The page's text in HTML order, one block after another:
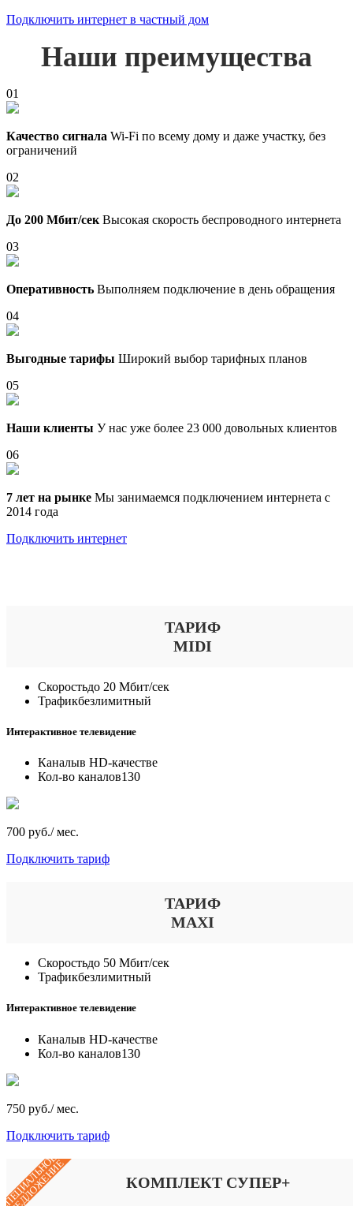
Подключить интернет в частный дом
Наши преимущества
01
Качество сигнала Wi-Fi по всему дому и даже участку, без
ограничений
02
До 200 Мбит/сек Высокая скорость беспроводного интернета
03
Оперативность Выполняем подключение в день обращения
04
Выгодные тарифы Широкий выбор тарифных планов
05
Наши клиенты У нас уже более 23 000 довольных клиентов
06
7 лет на рынке Мы занимаемся подключением интернета с
2014 года
Подключить интернет
ТАРИФ
MIDI
Скоростьдо 20 Мбит/сек
Трафикбезлимитный
Интерактивное телевидение
Каналыв HD-качестве
Кол-во каналов130
700 руб./ мес.
Подключить тариф
ТАРИФ
MAXI
Скоростьдо 50 Мбит/сек
Трафикбезлимитный
Интерактивное телевидение
Каналыв HD-качестве
Кол-во каналов130
750 руб./ мес.
Подключить тариф
ПРЕДЛОЖЕНИЕ КОМПЛЕКТ СУПЕР+